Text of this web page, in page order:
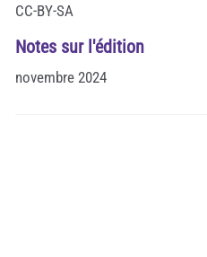
CC-BY-SA
Notes sur l'édition
novembre 2024